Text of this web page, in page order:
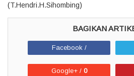
(T.Hendri.H.Sihombing)
Facebook /
Google+ / 0